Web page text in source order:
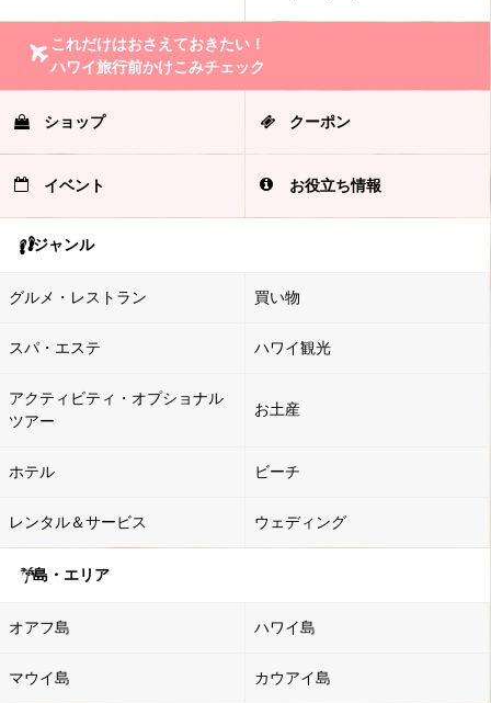
これだけはおさえておきたい！
ハワイ旅行前かけこみチェック
ショップ クーポン
イベント お役立ち情報
ジャンル
グルメ・レストラン 買い物
スパ・エステ ハワイ観光
アクティビティ・オプショナル
ツアー
お土産
ホテル ビーチ
レンタル＆サービス ウェディング
島・エリア
オアフ島 ハワイ島
マウイ島 カウアイ島